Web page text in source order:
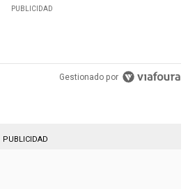
PUBLICIDAD
Gestionado por
PUBLICIDAD